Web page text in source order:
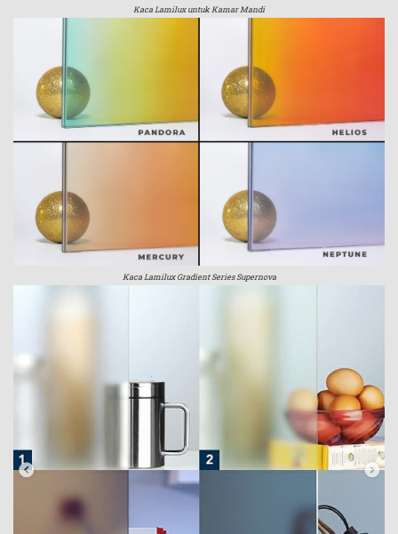
Kaca Lamilux untuk Kamar Mandi
Kaca Lamilux Gradient Series Supernova